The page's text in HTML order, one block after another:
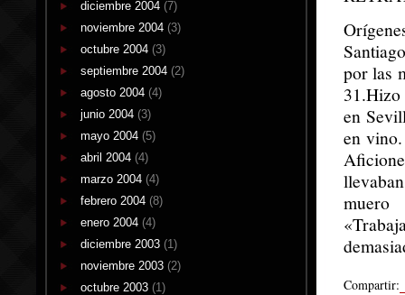
diciembre 2004 (7)
noviembre 2004 (3)
octubre 2004 (3)
septiembre 2004 (2)
agosto 2004 (4)
junio 2004 (3)
mayo 2004 (5)
abril 2004 (4)
marzo 2004 (4)
febrero 2004 (8)
enero 2004 (4)
diciembre 2003 (1)
noviembre 2003 (2)
octubre 2003 (1)
por las
31.Hizo
en
en
muero
Compartir: